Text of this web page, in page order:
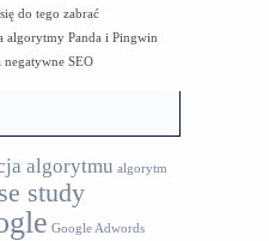
do tego zabrać
algorytmy Panda i Pingwin
SEO
algorytmu algorytm
study
Google Adwords